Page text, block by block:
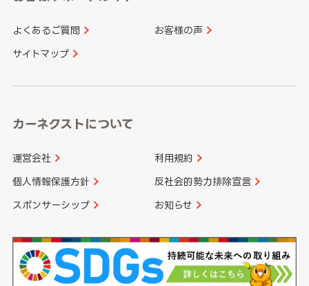
香川県 愛媛県
大分県 宮崎県
よくあるご質問 お客様の声
サイトマップ
カーネクストについて
運営会社 利用規約
個人情報保護方針 反社会的勢力排除宣言
スポンサーシップ お知らせ